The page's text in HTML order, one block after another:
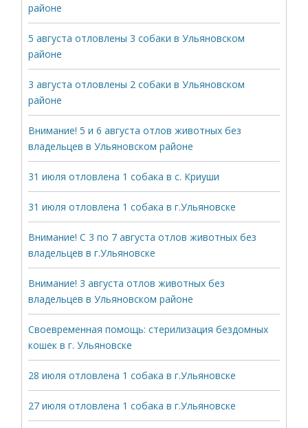
районе
5 августа отловлены 3 собаки в Ульяновском
районе
3 августа отловлены 2 собаки в Ульяновском
районе
Внимание! 5 и 6 августа отлов животных без
владельцев в Ульяновском районе
31 июля отловлена 1 собака в с. Криуши
31 июля отловлена 1 собака в г.Ульяновске
Внимание! С 3 по 7 августа отлов животных без
владельцев в г.Ульяновске
Внимание! 3 августа отлов животных без
владельцев в Ульяновском районе
Своевременная помощь: стерилизация бездомных
кошек в г. Ульяновске
28 июля отловлена 1 собака в г.Ульяновске
27 июля отловлена 1 собака в г.Ульяновске